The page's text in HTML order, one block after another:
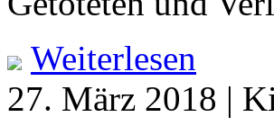
Weiterlesen
27. März 2018 |